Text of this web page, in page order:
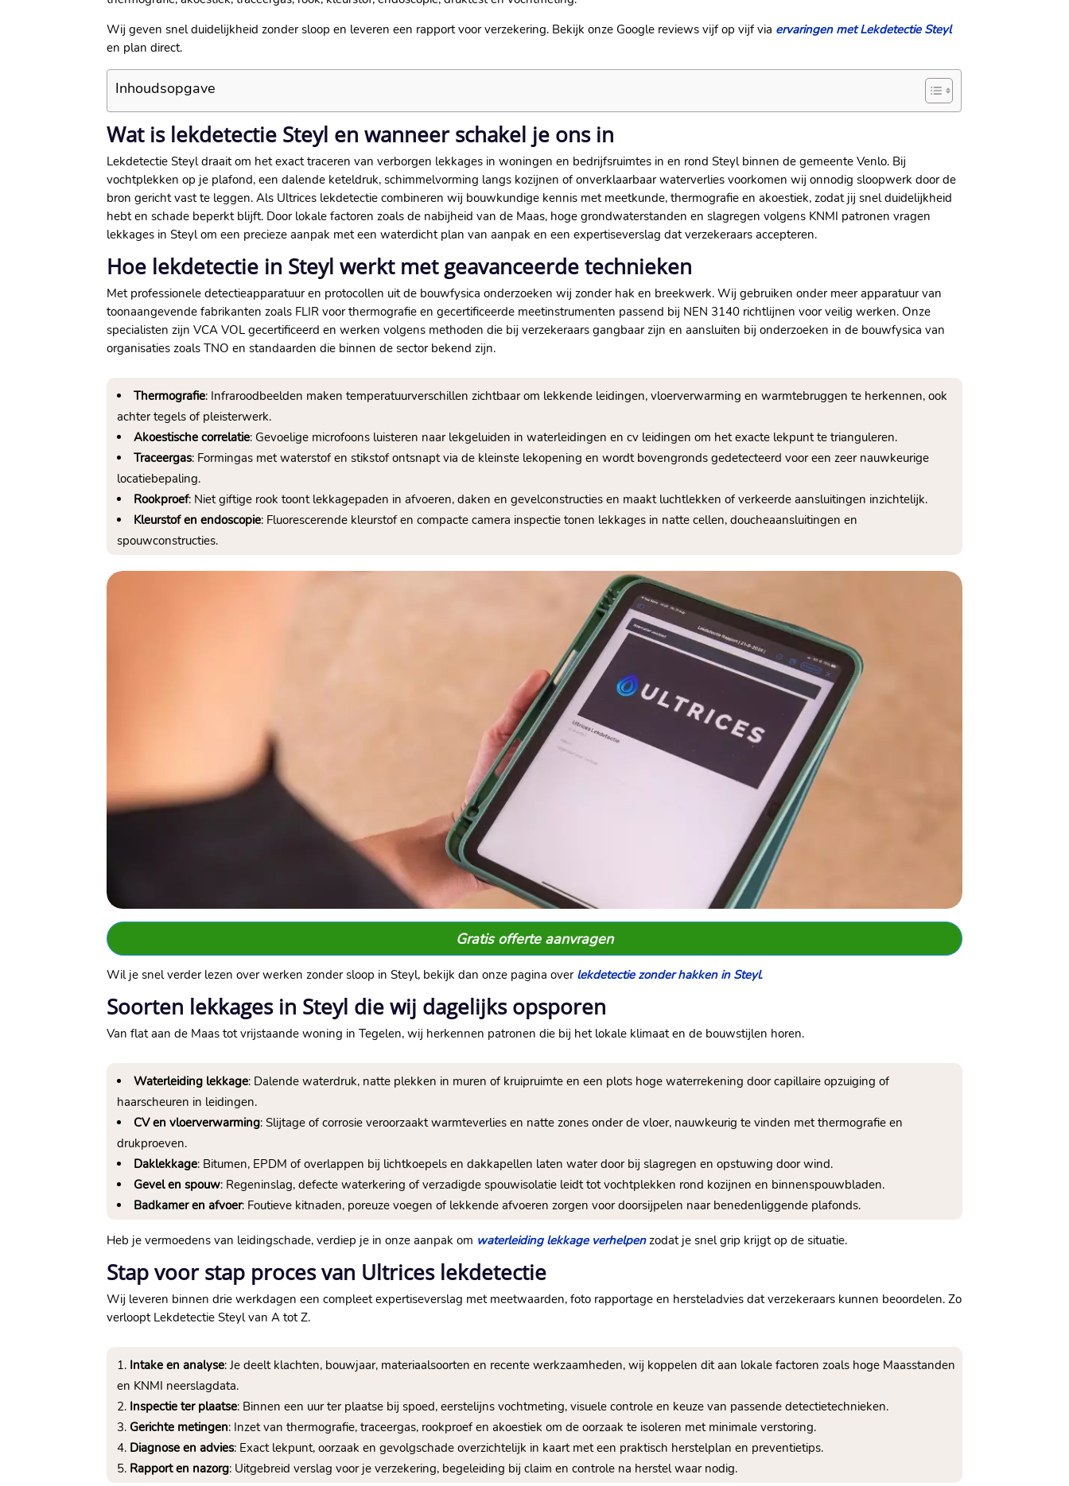
Wij geven snel duidelijkheid zonder sloop en leveren een rapport voor verzekering.​ Bekijk onze Google reviews vijf op vijf via ervaringen met Lekdetectie Steyl
en plan direct.​
Inhoudsopgave
Wat is lekdetectie Steyl en wanneer schakel je ons in
Lekdetectie Steyl draait om het exact traceren van verborgen lekkages in woningen en bedrijfsruimtes in en rond Steyl binnen de gemeente Venlo.​ Bij
vochtplekken op je plafond, een dalende keteldruk, schimmelvorming langs kozijnen of onverklaarbaar waterverlies voorkomen wij onnodig sloopwerk door de
bron gericht vast te leggen.​ Als Ultrices lekdetectie combineren wij bouwkundige kennis met meetkunde, thermografie en akoestiek, zodat jij snel duidelijkheid
hebt en schade beperkt blijft.​ Door lokale factoren zoals de nabijheid van de Maas, hoge grondwaterstanden en slagregen volgens KNMI patronen vragen
lekkages in Steyl om een precieze aanpak met een waterdicht plan van aanpak en een expertiseverslag dat verzekeraars accepteren.​
Hoe lekdetectie in Steyl werkt met geavanceerde technieken
Met professionele detectieapparatuur en protocollen uit de bouwfysica onderzoeken wij zonder hak en breekwerk.​ Wij gebruiken onder meer apparatuur van
toonaangevende fabrikanten zoals FLIR voor thermografie en gecertificeerde meetinstrumenten passend bij NEN 3140 richtlijnen voor veilig werken.​ Onze
specialisten zijn VCA VOL gecertificeerd en werken volgens methoden die bij verzekeraars gangbaar zijn en aansluiten bij onderzoeken in de bouwfysica van
organisaties zoals TNO en standaarden die binnen de sector bekend zijn.​
Thermografie: Infraroodbeelden maken temperatuurverschillen zichtbaar om lekkende leidingen, vloerverwarming en warmtebruggen te herkennen, ook
achter tegels of pleisterwerk.​
Akoestische correlatie: Gevoelige microfoons luisteren naar lekgeluiden in waterleidingen en cv leidingen om het exacte lekpunt te trianguleren.​
Traceergas: Formingas met waterstof en stikstof ontsnapt via de kleinste lekopening en wordt bovengronds gedetecteerd voor een zeer nauwkeurige
locatiebepaling.​
Rookproef: Niet giftige rook toont lekkagepaden in afvoeren, daken en gevelconstructies en maakt luchtlekken of verkeerde aansluitingen inzichtelijk.​
Kleurstof en endoscopie: Fluorescerende kleurstof en compacte camera inspectie tonen lekkages in natte cellen, doucheaansluitingen en
spouwconstructies.​
Gratis offerte aanvragen
Wil je snel verder lezen over werken zonder sloop in Steyl, bekijk dan onze pagina over lekdetectie zonder hakken in Steyl.​
Soorten lekkages in Steyl die wij dagelijks opsporen
Van flat aan de Maas tot vrijstaande woning in Tegelen, wij herkennen patronen die bij het lokale klimaat en de bouwstijlen horen.​
Waterleiding lekkage: Dalende waterdruk, natte plekken in muren of kruipruimte en een plots hoge waterrekening door capillaire opzuiging of
haarscheuren in leidingen.​
CV en vloerverwarming: Slijtage of corrosie veroorzaakt warmteverlies en natte zones onder de vloer, nauwkeurig te vinden met thermografie en
drukproeven.​
Daklekkage: Bitumen, EPDM of overlappen bij lichtkoepels en dakkapellen laten water door bij slagregen en opstuwing door wind.​
Gevel en spouw: Regeninslag, defecte waterkering of verzadigde spouwisolatie leidt tot vochtplekken rond kozijnen en binnenspouwbladen.​
Badkamer en afvoer: Foutieve kitnaden, poreuze voegen of lekkende afvoeren zorgen voor doorsijpelen naar benedenliggende plafonds.​
Heb je vermoedens van leidingschade, verdiep je in onze aanpak om waterleiding lekkage verhelpenzodat je snel grip krijgt op de situatie.​
Stap voor stap proces van Ultrices lekdetectie
Wij leveren binnen drie werkdagen een compleet expertiseverslag met meetwaarden, foto rapportage en hersteladvies dat verzekeraars kunnen beoordelen.​ Zo
verloopt Lekdetectie Steyl van A tot Z.​
Intake en analyse: Je deelt klachten, bouwjaar, materiaalsoorten en recente werkzaamheden, wij koppelen dit aan lokale factoren zoals hoge Maasstanden
en KNMI neerslagdata.​
Inspectie ter plaatse: Binnen een uur ter plaatse bij spoed, eerstelijns vochtmeting, visuele controle en keuze van passende detectietechnieken.​
Gerichte metingen: Inzet van thermografie, traceergas, rookproef en akoestiek om de oorzaak te isoleren met minimale verstoring.​
Diagnose en advies: Exact lekpunt, oorzaak en gevolgschade overzichtelijk in kaart met een praktisch herstelplan en preventietips.​
Rapport en nazorg: Uitgebreid verslag voor je verzekering, begeleiding bij claim en controle na herstel waar nodig.​